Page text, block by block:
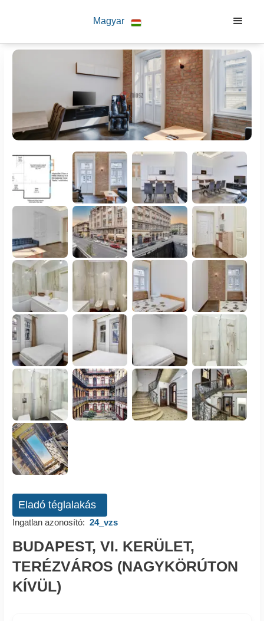
Magyar
Eladó téglalakás
Ingatlan azonosító: 24_vzs
BUDAPEST, VI. KERÜLET,
TERÉZVÁROS (NAGYKÖRÚTON
KÍVÜL)